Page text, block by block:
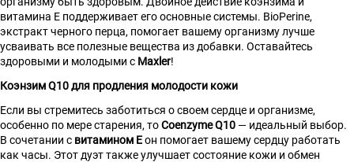
витамина Е поддерживает его основные системы. BioPerine,
экстракт черного перца, помогает вашему организму лучше
усваивать все полезные вещества из добавки. Оставайтесь
здоровыми и молодыми с Maxler!
Коэнзим Q10 для продления молодости кожи
Если вы стремитесь заботиться о своем сердце и организме,
особенно по мере старения, тоCoenzyme Q10 — идеальный выбор.
В сочетании с витамином Еон помогает вашему сердцу работать
как часы. Этот дуэт также улучшает состояние кожи и обмен